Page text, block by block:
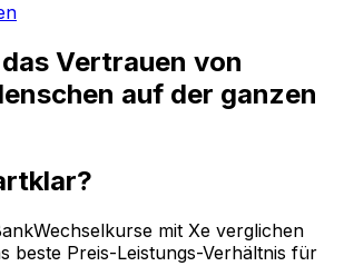
Vertrauen von
auf der ganzen
mit Xe verglichen
beste Preis-Leistungs-Verhältnis für